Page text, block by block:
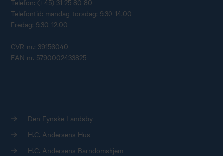
Telefon: (+45) 31 25 80 80
Telefontid: mandag-torsdag: 9.30-14.00
Fredag: 9.30-12.00
CVR-nr.: 39156040
EAN nr. 5790002433825
Den Fynske Landsby
H.C. Andersens Hus
H.C. Andersens Barndomshjem